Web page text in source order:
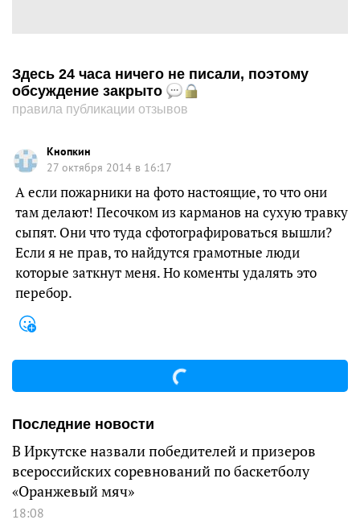
Здесь 24 часа ничего не писали, поэтому
обсуждение закрыто
правила публикации отзывов
Кнопкин
27 октября 2014 в 16:17
А если пожарники на фото настоящие, то что они
там делают! Песочком из карманов на сухую травку
сыпят. Они что туда сфотографироваться вышли?
Если я не прав, то найдутся грамотные люди
которые заткнут меня. Но коменты удалять это
перебор.
Последние новости
В Иркутске назвали победителей и призеров
всероссийских соревнований по баскетболу
«Оранжевый мяч»
18:08